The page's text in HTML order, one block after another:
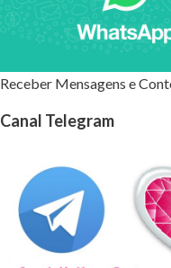
Receber Mensagens e
Canal Telegram